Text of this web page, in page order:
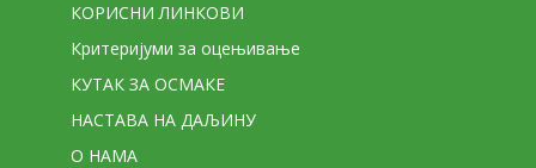
КОРИСНИ ЛИНКОВИ
Критеријуми за оцењивање
КУТАК ЗА ОСМАКЕ
НАСТАВА НА ДАЉИНУ
О НАМА